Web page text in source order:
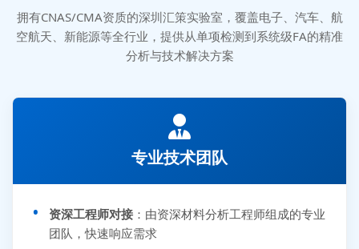
拥有CNAS/CMA资质的深圳汇策实验室，覆盖电子、汽车、航
空航天、新能源等全行业，提供从单项检测到系统级FA的精准
分析与技术解决方案
专业技术团队
资深工程师对接 ：由资深材料分析工程师组成的专业
团队，快速响应需求